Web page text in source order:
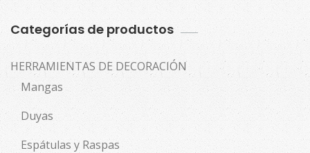
Categorías de productos
HERRAMIENTAS DE DECORACIÓN
Mangas
Duyas
Espátulas y Raspas